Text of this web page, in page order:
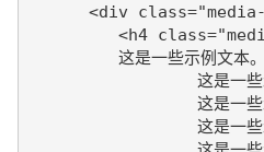
<div
<h4
这是一些示例文本。